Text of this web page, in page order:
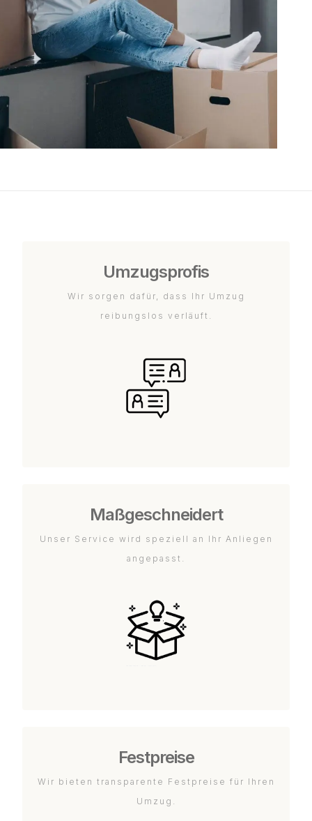
Umzugsprofis
Wir sorgen dafür, dass Ihr Umzug
reibungslos verläuft.
Maßgeschneidert
Unser Service wird speziell an Ihr Anliegen
angepasst.
Festpreise
Wir bieten transparente Festpreise für Ihren
Umzug.